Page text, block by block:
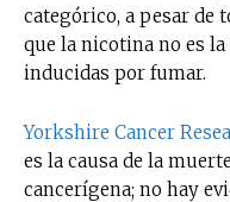
categórico, a pesar de
que la nicotina no es la
inducidas por fumar.
Yorkshire Cancer
es la causa de la
cancerígena; no hay